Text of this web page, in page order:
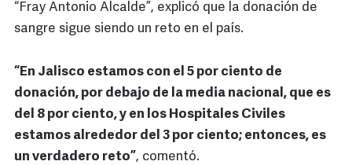
“Fray Antonio Alcalde”, explicó que la donación de
sangre sigue siendo un reto en el país.
“En Jalisco estamos con el 5 por ciento de
donación, por debajo de la media nacional, que es
del 8 por ciento, y en los Hospitales Civiles
estamos alrededor del 3 por ciento; entonces, es
un verdadero reto”, comentó.